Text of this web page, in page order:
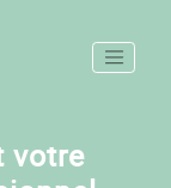
votre